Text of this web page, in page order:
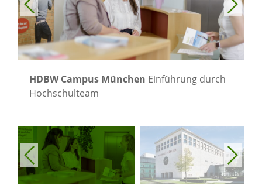
HDBW Campus München Einführung durch
Hochschulteam